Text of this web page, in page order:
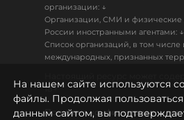
организации: ↓
Организации, СМИ и физические
России иностранными агентами: ↓
Список организаций, в том числе
международных, признанных
18+
Политика
На нашем сайте используются
файлы. Продолжая пользоваться
данным сайтом, вы